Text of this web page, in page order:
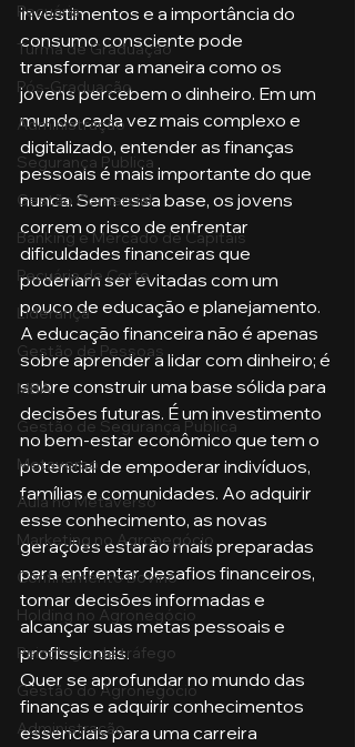
Pecuária
Turma de Graduação
Pós-Graduação
Administração
Segurança Publica
Gestão Comercial
Banking e Mercado de Capitais
Pecuária de Corte
Liderança
Gestão de Pessoas
MBA
Gestão de Segurança Publica
Metaverso
Aula no Metaverso
Marketing no Agronegócio
Confinamento Bovino
Holding no Agronegócio
Psicologia de tráfego
Gestão do Agronegócio
Administração
investimentos e a importância do
consumo consciente pode
transformar a maneira como os
jovens percebem o dinheiro. Em um
mundo cada vez mais complexo e
digitalizado, entender as finanças
pessoais é mais importante do que
nunca. Sem essa base, os jovens
correm o risco de enfrentar
dificuldades financeiras que
poderiam ser evitadas com um
pouco de educação e planejamento.
A educação financeira não é apenas
sobre aprender a lidar com dinheiro; é
sobre construir uma base sólida para
decisões futuras. É um investimento
no bem-estar econômico que tem o
potencial de empoderar indivíduos,
famílias e comunidades. Ao adquirir
esse conhecimento, as novas
gerações estarão mais preparadas
para enfrentar desafios financeiros,
tomar decisões informadas e
alcançar suas metas pessoais e
profissionais.
Quer se aprofundar no mundo das
finanças e adquirir conhecimentos
essenciais para uma carreira